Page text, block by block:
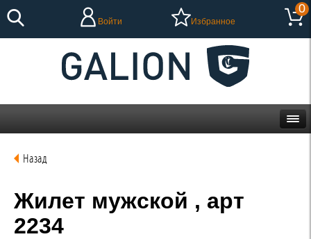
Войти Избранное
0
Назад
Жилет мужской , арт
2234